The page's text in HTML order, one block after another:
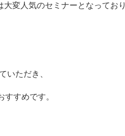
変人気のセミナーとなっており
いただき、
すめです。